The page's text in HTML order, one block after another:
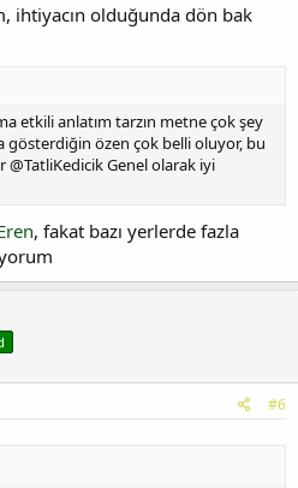
ihtiyacın olduğunda dön bak
etkili anlatım tarzın metne çok şey
gösterdiğin özen çok belli oluyor, bu
@TatliKedicik Genel olarak iyi
, fakat bazı yerlerde fazla
#6